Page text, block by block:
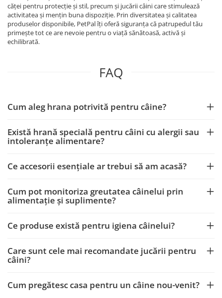
căței pentru protecție și stil, precum și jucării câini care stimulează
activitatea și mențin buna dispoziție. Prin diversitatea și calitatea
produselor disponibile, PetPal îți oferă siguranța că patrupedul tău
primește tot ce are nevoie pentru o viață sănătoasă, activă și
echilibrată.
FAQ
Cum aleg hrana potrivită pentru câine?
Există hrană specială pentru câini cu alergii sau
intoleranțe alimentare?
Ce accesorii esențiale ar trebui să am acasă?
Cum pot monitoriza greutatea câinelui prin
alimentație și suplimente?
Ce produse există pentru igiena câinelui?
Care sunt cele mai recomandate jucării pentru
câini?
Cum pregătesc casa pentru un câine nou-venit?